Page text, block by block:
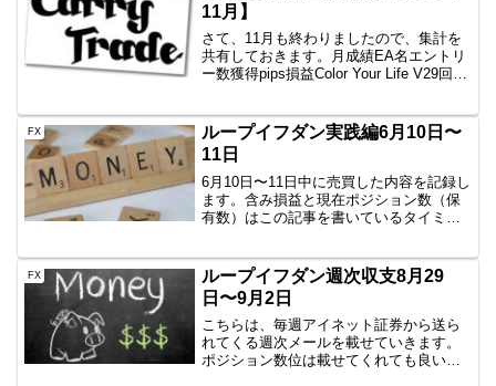
11月】
さて、11月も終わりましたので、集計を
共有しておきます。月成績EA名エントリ
ー数獲得pips損益Color Your Life V29回
FX
ループイフダン実践編6月10日〜
11日
6月10日〜11日中に売買した内容を記録し
ます。含み損益と現在ポジション数（保
有数）はこの記事を書いているタイミン
思いますので、公開です。AUD/JPY
B40 100...
FX
ループイフダン週次収支8月29
日〜9月2日
こちらは、毎週アイネット証券から送ら
れてくる週次メールを載せていきます。
ポジション数位は載せてくれても良い気